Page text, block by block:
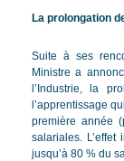
La prolongation
Suite à ses
Ministre a
l’Industrie, la
l’apprentissage
première année
salariales.
jusqu’à 80 % du